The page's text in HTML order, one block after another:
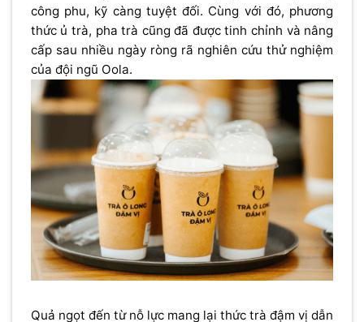
công phu, kỹ càng tuyệt đối. Cùng với đó, phương
thức ủ trà, pha trà cũng đã được tinh chỉnh và nâng
cấp sau nhiều ngày ròng rã nghiên cứu thử nghiệm
của đội ngũ Oola.
Quả ngọt đến từ nỗ lực mang lại thức trà đậm vị dẫn